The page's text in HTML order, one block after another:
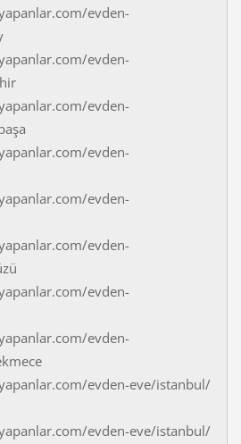
evden-
evden-
evden-
evden-
evden-
evden-
evden-
evden-
evden-eve/istanbul/
evden-eve/istanbul/